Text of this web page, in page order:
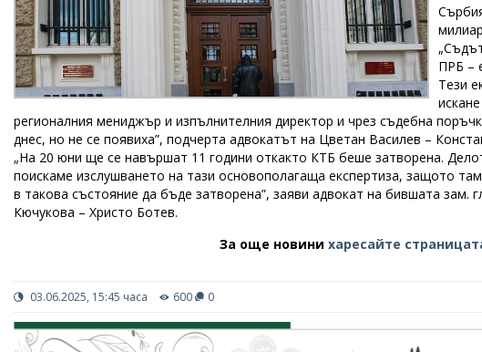
ПРБ –
Тези
регионалния мениджър и изпълнителния директор и чрез съдебна
днес, но не се появиха”, подчерта адвокатът на Цветан Василев –
„На 20 юни ще се навършат 11 години откакто КТБ беше затворена.
поискаме изслушването на тази основополагаща експертиза, защото
в такова състояние да бъде затворена”, заяви адвокат на бившата зам.
Кючукова – Христо Ботев.
За още новинихаресайте
03.06.2025, 15:45 часа 600 0